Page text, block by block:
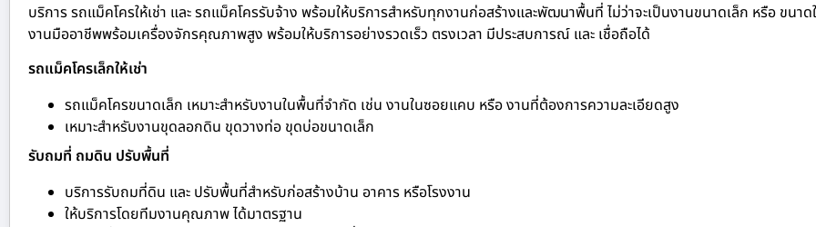
บริการ รถแม็คโครให้เช่า และ รถแม็คโครรับจ้าง พร้อมให้บริการสำหรับทุกงานก่อสร้างและพัฒนาพื้นที่ ไม่ว่าจะเป็นงานขนาดเล็ก หรือ ขนา
งานมืออาชีพพร้อมเครื่องจักรคุณภาพสูง พร้อมให้บริการอย่างรวดเร็ว ตรงเวลา มีประสบการณ์ และ เชื่อถือได้
รถแม็คโครเล็กให้เช่า
รถแม็คโครขนาดเล็ก เหมาะสำหรับงานในพื้นที่จำกัด เช่น งานในซอยแคบ หรือ งานที่ต้องการความละเอียดสูง
เหมาะสำหรับงานขุดลอกดิน ขุดวางท่อ ขุดบ่อขนาดเล็ก
รับถมที่ ถมดิน ปรับพื้นที่
บริการรับถมที่ดิน และ ปรับพื้นที่สำหรับก่อสร้างบ้าน อาคาร หรือโรงงาน
ให้บริการโดยทีมงานคุณภาพ ได้มาตรฐาน